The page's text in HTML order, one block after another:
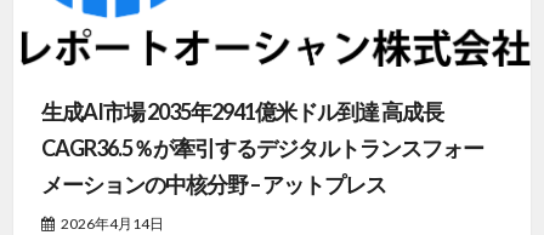
生成AI市場 2035年2941億米ドル到達 高成長
CAGR36.5％が牽引するデジタルトランスフォー
メーションの中核分野 – アットプレス
2026年4月14日